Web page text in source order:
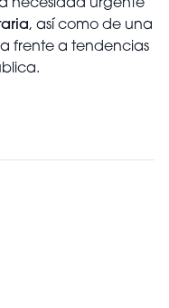
necesidad urgente
, así como de una
frente a tendencias